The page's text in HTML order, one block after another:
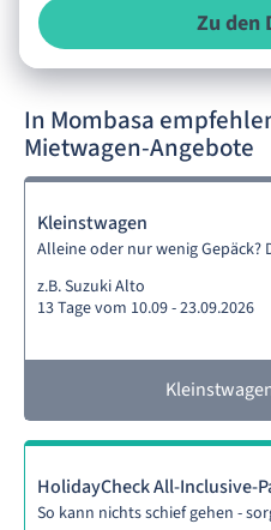
Zu den
In Mombasa
Mietwagen-Angebote
Kleinstwagen
Alleine oder nur wenig Gepäck?
z.B. Suzuki Alto
13 Tage vom 10.09 - 23.09.2026
HolidayCheck All-Inclusive-
So kann nichts schief gehen -